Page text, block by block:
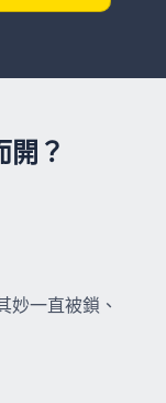
開？
一直被鎖、